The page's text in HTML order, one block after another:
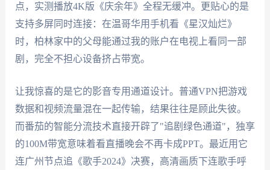
点，实测播放4K版《庆余年》全程无缓冲。更贴心的是
支持多屏同时连接：在温哥华用手机看《星汉灿烂》
时，柏林家中的父母能通过我的账户在电视上看同一部
剧，完全不担心设备挤占带宽。
让我惊喜的是它的影音专用通道设计。普通VPN把游戏
数据和视频流量混在一起传输，结果往往是顾此失彼。
而番茄的智能分流技术直接开辟了"追剧绿色通道"，独享
的100M带宽意味着看直播晚会不再卡成PPT。最近用它
连广州节点追《歌手2024》决赛，高清画质下连歌手呼